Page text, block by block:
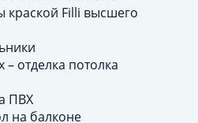
Filli высшего
– отделка потолка
ПВХ
на балконе